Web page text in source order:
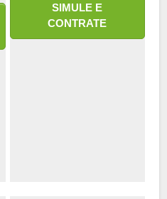
SIMULE E
CONTRATE